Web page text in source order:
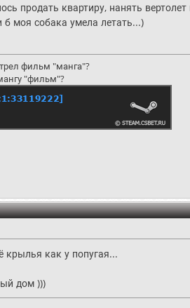
продать квартиру, нанять
моя собака умела летать...)
фильм "манга"?
"фильм"?
крылья как у попугая...
дом )))